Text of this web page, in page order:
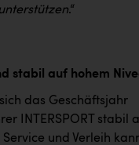
.“
stabil auf hohem
das Geschäftsjahr
INTERSPORT stabil
und Verleih